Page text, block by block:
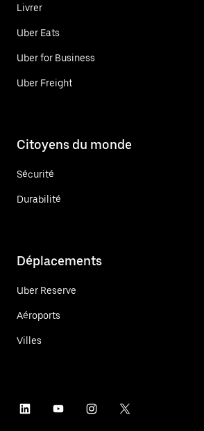
Livrer
Uber Eats
Uber for Business
Uber Freight
Citoyens du monde
Sécurité
Durabilité
Déplacements
Uber Reserve
Aéroports
Villes